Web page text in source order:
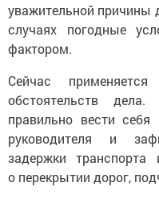
уважительной причины
случаях погодные
фактором.
Сейчас
обстоятельств
правильно вести
руководителя и
задержки
о перекрытии дорог,